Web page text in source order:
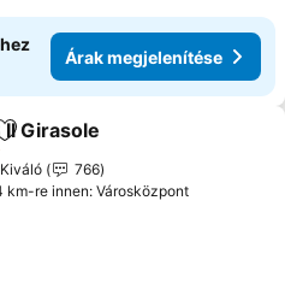
Árak megjelenítése
Hozzáadás a kedvencekhez
Il Girasole
Kiváló
766
km-re innen: Városközpont